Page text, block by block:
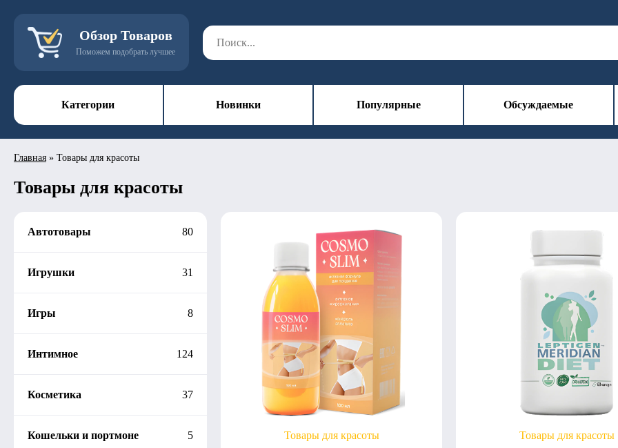
Обзор Товаров
Поможем подобрать лучшее
Категории Новинки Популярные Обсуждаемые
Главная » Товары для красоты
Товары для красоты
Автотовары 80
Игрушки 31
Игры 8
Интимное 124
Косметика 37
Кошельки и портмоне 5 Товары для красоты Товары для красоты